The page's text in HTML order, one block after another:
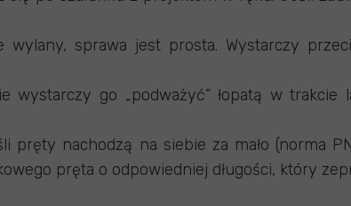
wylany, sprawa jest prosta. Wystarczy
go „podważyć” łopatą w trakcie
pręty nachodzą na siebie za mało (norma
pręta o odpowiedniej długości, który